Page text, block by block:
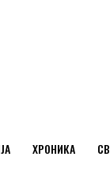
ХРОНИКА